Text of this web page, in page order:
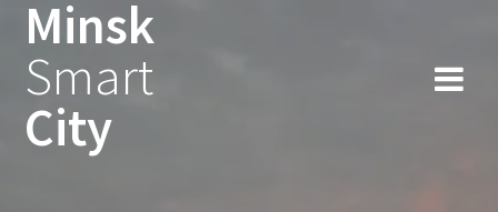
Minsk
Smart
City